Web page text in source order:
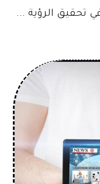
تحقيق الرؤية ...